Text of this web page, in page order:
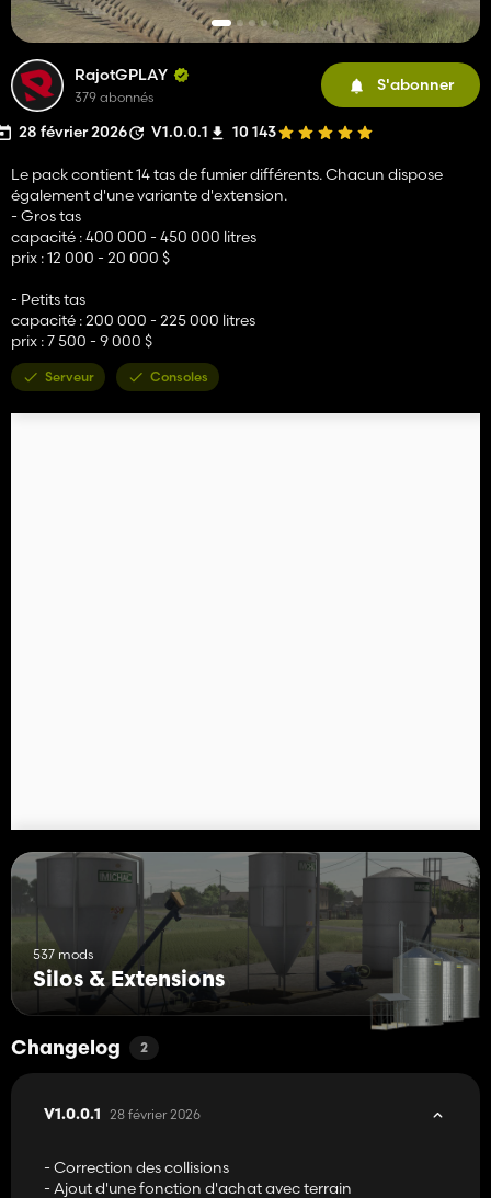
RajotGPLAY
379 abonnés
S'abonner
28 février 2026 V1.0.0.1 10 143
Le pack contient 14 tas de fumier différents. Chacun dispose
également d'une variante d'extension.
- Gros tas
capacité : 400 000 - 450 000 litres
prix : 12 000 - 20 000 $
- Petits tas
capacité : 200 000 - 225 000 litres
prix : 7 500 - 9 000 $
Serveur Consoles
537 mods
Silos & Extensions
Changelog 2
V1.0.0.1 28 février 2026
- Correction des collisions
- Ajout d'une fonction d'achat avec terrain